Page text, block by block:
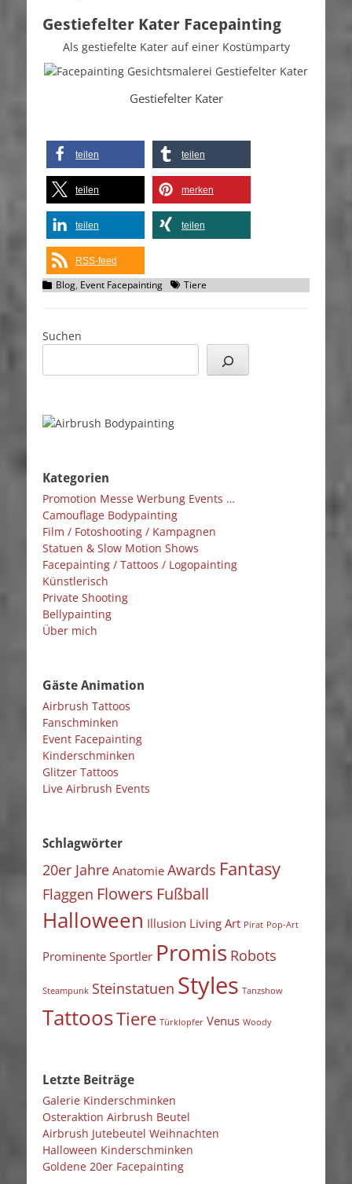
Gestiefelter Kater Facepainting
Als gestiefelte Kater auf einer Kostümparty
Gestiefelter Kater
teilen teilen
teilen merken
teilen teilen
RSS-feed
Kategorien
Blog, Event Facepainting Schlagworte
Tiere
Suchen
Kategorien
Promotion Messe Werbung Events …
Camouflage Bodypainting
Film / Fotoshooting / Kampagnen
Statuen & Slow Motion Shows
Facepainting / Tattoos / Logopainting
Künstlerisch
Private Shooting
Bellypainting
Über mich
Gäste Animation
Airbrush Tattoos
Fanschminken
Event Facepainting
Kinderschminken
Glitzer Tattoos
Live Airbrush Events
Schlagwörter
20er Jahre Anatomie Awards Fantasy
Flaggen Flowers Fußball
Halloween Illusion Living Art Pirat Pop-Art
Prominente Sportler Promis Robots
Steampunk Steinstatuen Styles Tanzshow
TattoosTiere Türklopfer Venus Woody
Letzte Beiträge
Galerie Kinderschminken
Osteraktion Airbrush Beutel
Airbrush Jutebeutel Weihnachten
Halloween Kinderschminken
Goldene 20er Facepainting